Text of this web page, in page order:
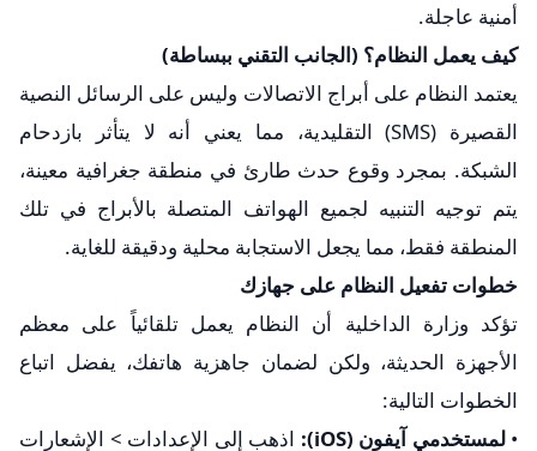
أمنية عاجلة.
​كيف يعمل النظام؟ (الجانب التقني ببساطة)
​يعتمد النظام على أبراج الاتصالات وليس على الرسائل النصية
القصيرة (SMS) التقليدية، مما يعني أنه لا يتأثر بازدحام
الشبكة. بمجرد وقوع حدث طارئ في منطقة جغرافية معينة،
يتم توجيه التنبيه لجميع الهواتف المتصلة بالأبراج في تلك
المنطقة فقط، مما يجعل الاستجابة محلية ودقيقة للغاية.
​خطوات تفعيل النظام على جهازك
​تؤكد وزارة الداخلية أن النظام يعمل تلقائياً على معظم
الأجهزة الحديثة، ولكن لضمان جاهزية هاتفك، يفضل اتباع
الخطوات التالية:
• ​لمستخدمي آيفون (iOS): اذهب إلى الإعدادات > الإشعارات